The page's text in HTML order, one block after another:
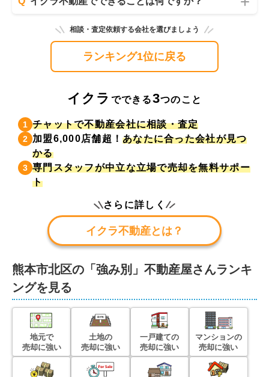
相談・査定依頼する会社を選びましょう
ランキング1位に戻る
イクラ でできる3つのこと
1 チャットで不動産会社に相談・査定
2 加盟6,000店舗超！あなたに合った会社が見つ
かる
3 専門スタッフが中立な立場で売却を無料サポー
ト
さらに詳しく
イクラ不動産とは？
熊本市北区の「強み別」不動産屋さんランキ
ングを見る
地元で
売却に強い
土地の
売却に強い
一戸建ての
売却に強い
マンションの
売却に強い